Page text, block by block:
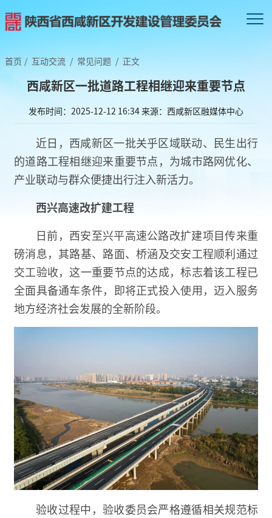
首页 / 互动交流 / 常见问题 / 正文
西咸新区一批道路工程相继迎来重要节点
发布时间：2025-12-12 16:34来源：西咸新区融媒体中心
近日，西咸新区一批关乎区域联动、民生出行
的道路工程相继迎来重要节点，为城市路网优化、
产业联动与群众便捷出行注入新活力。
西兴高速改扩建工程
日前，西安至兴平高速公路改扩建项目传来重
磅消息，其路基、路面、桥涵及交安工程顺利通过
交工验收，这一重要节点的达成，标志着该工程已
全面具备通车条件，即将正式投入使用，迈入服务
地方经济社会发展的全新阶段。
验收过程中，验收委员会严格遵循相关规范标